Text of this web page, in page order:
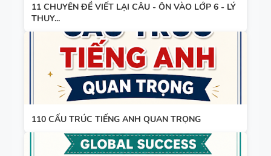
1 - FILE
WORD +
ẢNH MINH
HỌA
BẢNG
WORD
FORM -
TIẾNG ANH
11 -
SUCCESS -
HỌC KỲ 1 -
BẢNG
WORD
11 CHUYÊN ĐỀ VIẾT LẠI CÂU - ÔN VÀO LỚP 6 - LÝ
THUY...
110 CẤU TRÚC TIẾNG ANH QUAN TRỌNG